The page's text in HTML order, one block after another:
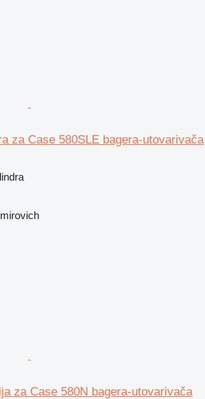
za Case 580SLE bagera-utovarivača
za Case 580N bagera-utovarivača